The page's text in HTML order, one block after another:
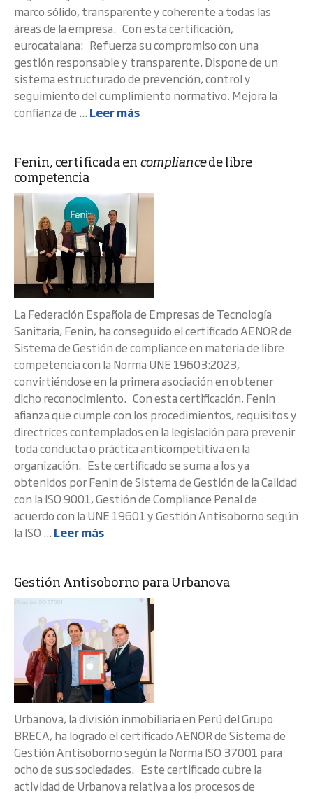
marco sólido, transparente y coherente a todas las
áreas de la empresa. Con esta certificación,
eurocatalana: Refuerza su compromiso con una
gestión responsable y transparente. Dispone de un
sistema estructurado de prevención, control y
seguimiento del cumplimiento normativo. Mejora la
confianza de ... Leer más
Fenin, certificada en compliancede libre
competencia
La Federación Española de Empresas de Tecnología
Sanitaria, Fenin, ha conseguido el certificado AENOR de
Sistema de Gestión de compliance en materia de libre
competencia con la Norma UNE 19603:2023,
convirtiéndose en la primera asociación en obtener
dicho reconocimiento. Con esta certificación, Fenin
afianza que cumple con los procedimientos, requisitos y
directrices contemplados en la legislación para prevenir
toda conducta o práctica anticompetitiva en la
organización. Este certificado se suma a los ya
obtenidos por Fenin de Sistema de Gestión de la Calidad
con la ISO 9001, Gestión de Compliance Penal de
acuerdo con la UNE 19601 y Gestión Antisoborno según
la ISO ... Leer más
Gestión Antisoborno para Urbanova
Urbanova, la división inmobiliaria en Perú del Grupo
BRECA, ha logrado el certificado AENOR de Sistema de
Gestión Antisoborno según la Norma ISO 37001 para
ocho de sus sociedades. Este certificado cubre la
actividad de Urbanova relativa a los procesos de